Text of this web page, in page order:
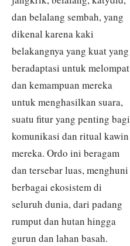
dan belalang sembah, yang
dikenal karena kaki
belakangnya yang kuat yang
beradaptasi untuk melompat
dan kemampuan mereka
untuk menghasilkan suara,
suatu fitur yang penting bagi
komunikasi dan ritual kawin
mereka. Ordo ini beragam
dan tersebar luas, menghuni
berbagai ekosistem di
seluruh dunia, dari padang
rumput dan hutan hingga
gurun dan lahan basah.